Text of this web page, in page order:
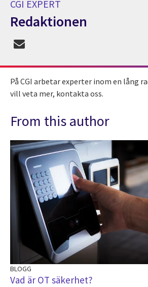
CGI EXPERT
Redaktionen
CGI Expert Redaktionen
På CGI arbetar experter inom en lång
vill veta mer, kontakta oss.
From this author
BLOGG
Vad är OT säkerhet?